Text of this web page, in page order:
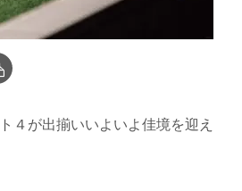
４が出揃いいよいよ佳境を迎え